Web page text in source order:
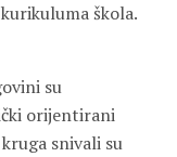
škola.
su
orijentirani
snivali su